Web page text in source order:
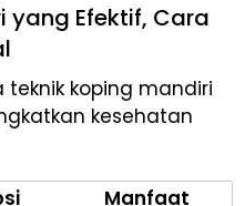
yang Efektif, Cara
koping mandiri
kesehatan
Manfaat